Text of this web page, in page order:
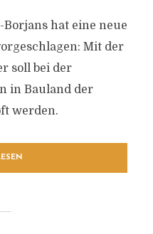
Borjans hat eine neue
Mit der
soll bei der
in Bauland der
werden.